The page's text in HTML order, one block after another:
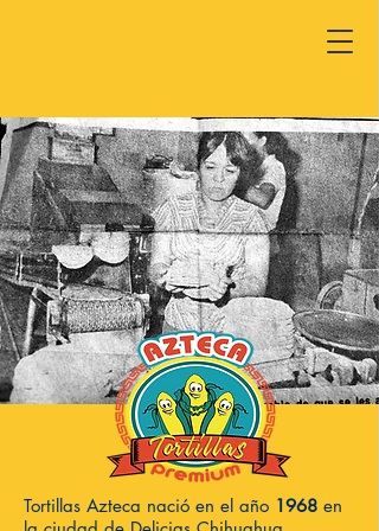
Tortillas Azteca nació en el año 1968 en